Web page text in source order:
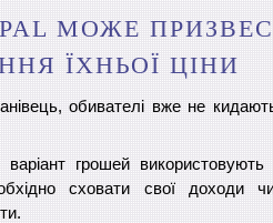
МОЖЕ
ЇХНЬОЇ ЦІНИ
обивателі вже не
варіант грошей
сховати свої доходи чи